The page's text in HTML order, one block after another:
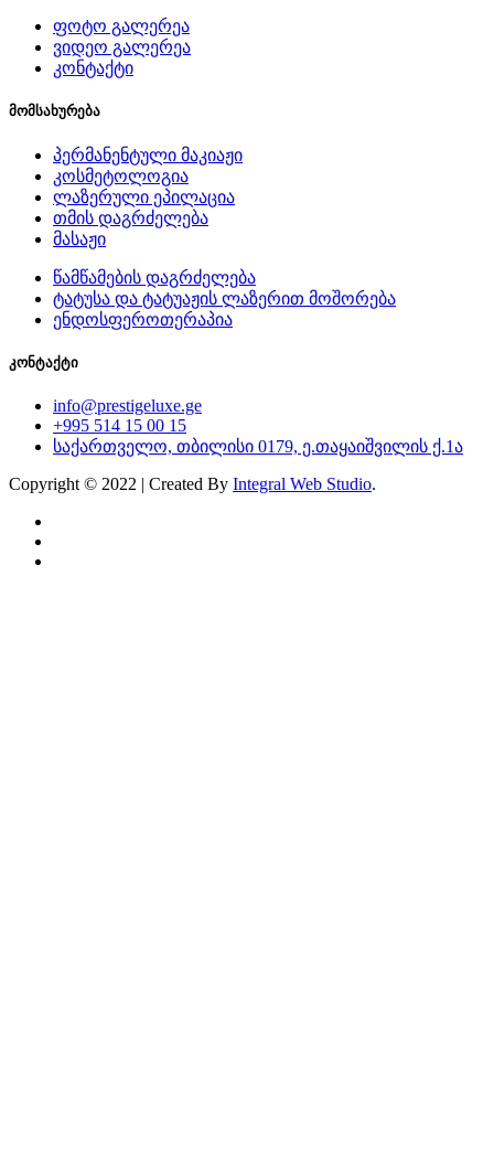
ფოტო გალერეა
ვიდეო გალერეა
კონტაქტი
მომსახურება
პერმანენტული მაკიაჟი
კოსმეტოლოგია
ლაზერული ეპილაცია
თმის დაგრძელება
მასაჟი
წამწამების დაგრძელება
ტატუსა და ტატუაჟის ლაზერით მოშორება
ენდოსფეროთერაპია
კონტაქტი
info@prestigeluxe.ge
+995 514 15 00 15
საქართველო, თბილისი 0179, ე.თაყაიშვილის ქ.1ა
Copyright © 2022 | Created By Integral Web Studio.